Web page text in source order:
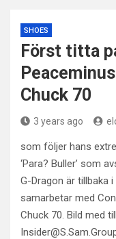
SHOES
Först titta
Chuck 70
3 years ago
som följer hans
‘Para? Buller’ som
G-Dragon är tillbaka
samarbetar med
Chuck 70. Bild med